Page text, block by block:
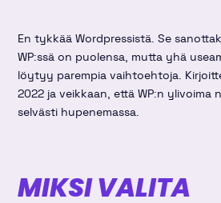
En tykkää Wordpressistä. Se
WP:ssä on puolensa, mutta yhä
löytyy parempia vaihtoehtoja.
2022 ja veikkaan, että WP:n ylivoima
selvästi hupenemassa.
MIKSI VALITA